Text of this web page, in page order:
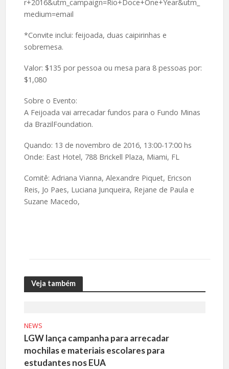
r+2016&utm_campaign=Rio+Doce+One+Year&utm_
medium=email
*Convite inclui: feijoada, duas caipirinhas e
sobremesa.
Valor: $135 por pessoa ou mesa para 8 pessoas por:
$1,080
Sobre o Evento:
A Feijoada vai arrecadar fundos para o Fundo Minas
da BrazilFoundation.
Quando: 13 de novembro de 2016, 13:00-17:00 hs
Onde: East Hotel, 788 Brickell Plaza, Miami, FL
Comitê: Adriana Vianna, Alexandre Piquet, Ericson
Reis, Jo Paes, Luciana Junqueira, Rejane de Paula e
Suzane Macedo,
Veja também
NEWS
LGW lança campanha para arrecadar
mochilas e materiais escolares para
estudantes nos EUA